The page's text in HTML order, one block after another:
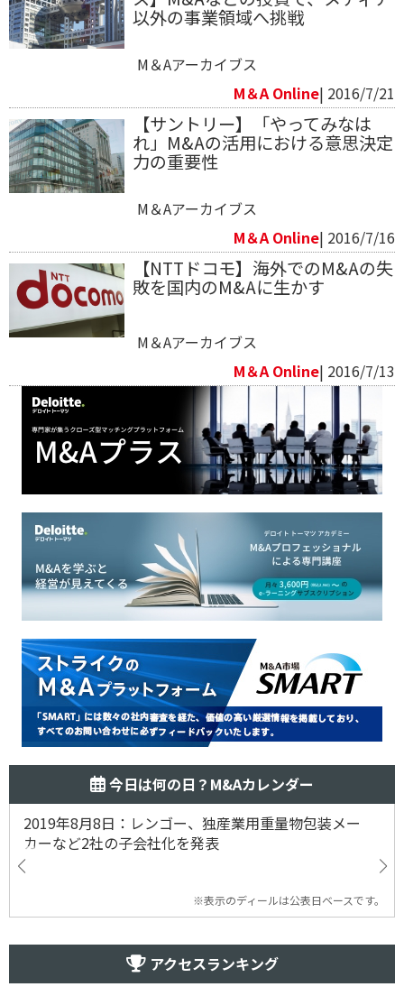
以外の事業領域へ挑戦
M＆Aアーカイブス
M＆A Online| 2016/7/21
【サントリー】「やってみなは
れ」M&Aの活用における意思決定
力の重要性
M＆Aアーカイブス
M＆A Online| 2016/7/16
【NTTドコモ】海外でのM&Aの失
敗を国内のM&Aに生かす
M＆Aアーカイブス
M＆A Online| 2016/7/13
今日は何の日？M&Aカレンダー
2019年8月8日：レンゴー、独産業用重量物包装メー
カーなど2社の子会社化を発表
※表示のディールは公表日ベースです。
アクセスランキング